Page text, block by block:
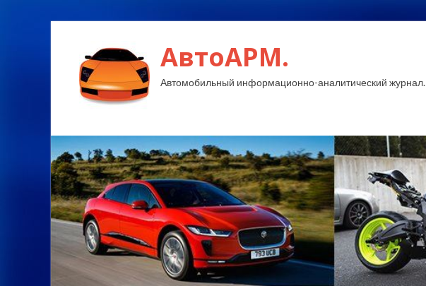
АвтоАРМ.
Автомобильный информационно-аналитический журнал.